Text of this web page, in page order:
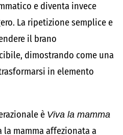
e diventa invece
La ripetizione semplice e
il brano
dimostrando come una
in elemento
è Viva la mamma
la mamma affezionata a